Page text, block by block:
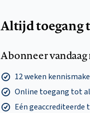
Altijd toegang
Abonneer vandaag
12 weken
Online toegang tot
Eén